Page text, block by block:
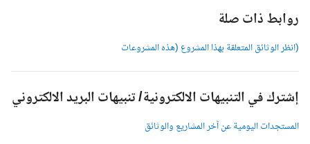
روابط ذات صلة
(انظر الوثائق المتعلقة بهذا المشروع (هذه المشروعات
إشترك في التنبيهات الالكترونية/ تنبيهات البريد الالكتروني
المستجدات اليومية عن آخر المشاريع والوثائق